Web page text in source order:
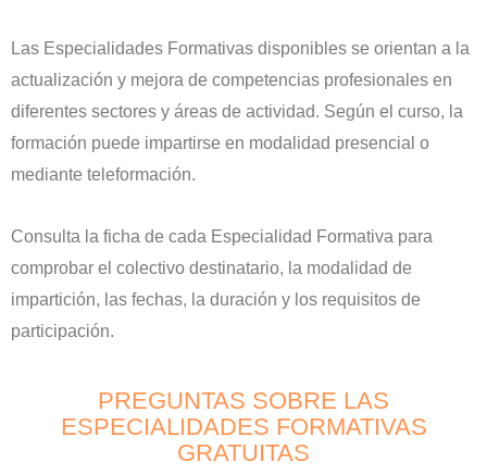
Las Especialidades Formativas disponibles se orientan a la
actualización y mejora de competencias profesionales en
diferentes sectores y áreas de actividad. Según el curso, la
formación puede impartirse en modalidad presencial o
mediante teleformación.
Consulta la ficha de cada Especialidad Formativa para
comprobar el colectivo destinatario, la modalidad de
impartición, las fechas, la duración y los requisitos de
participación.
PREGUNTAS SOBRE LAS
ESPECIALIDADES FORMATIVAS
GRATUITAS